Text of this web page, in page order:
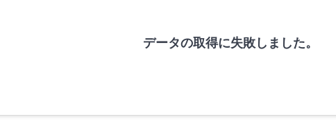
データの取得に失敗しました。